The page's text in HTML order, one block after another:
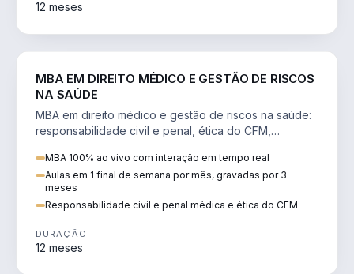
12 meses
MBA EM DIREITO MÉDICO E GESTÃO DE RISCOS
NA SAÚDE
MBA em direito médico e gestão de riscos na saúde:
responsabilidade civil e penal, ética do CFM,
MBA 100% ao vivo com interação em tempo real
Aulas em 1 final de semana por mês, gravadas por 3
meses
Responsabilidade civil e penal médica e ética do CFM
DURAÇÃO
12 meses